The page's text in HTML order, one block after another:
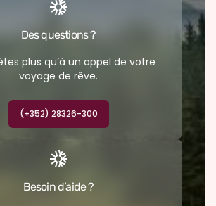
Des questions ?
plus qu’à un appel de votre
voyage de rêve.
(+352) 28326-300
Besoin d’aide ?